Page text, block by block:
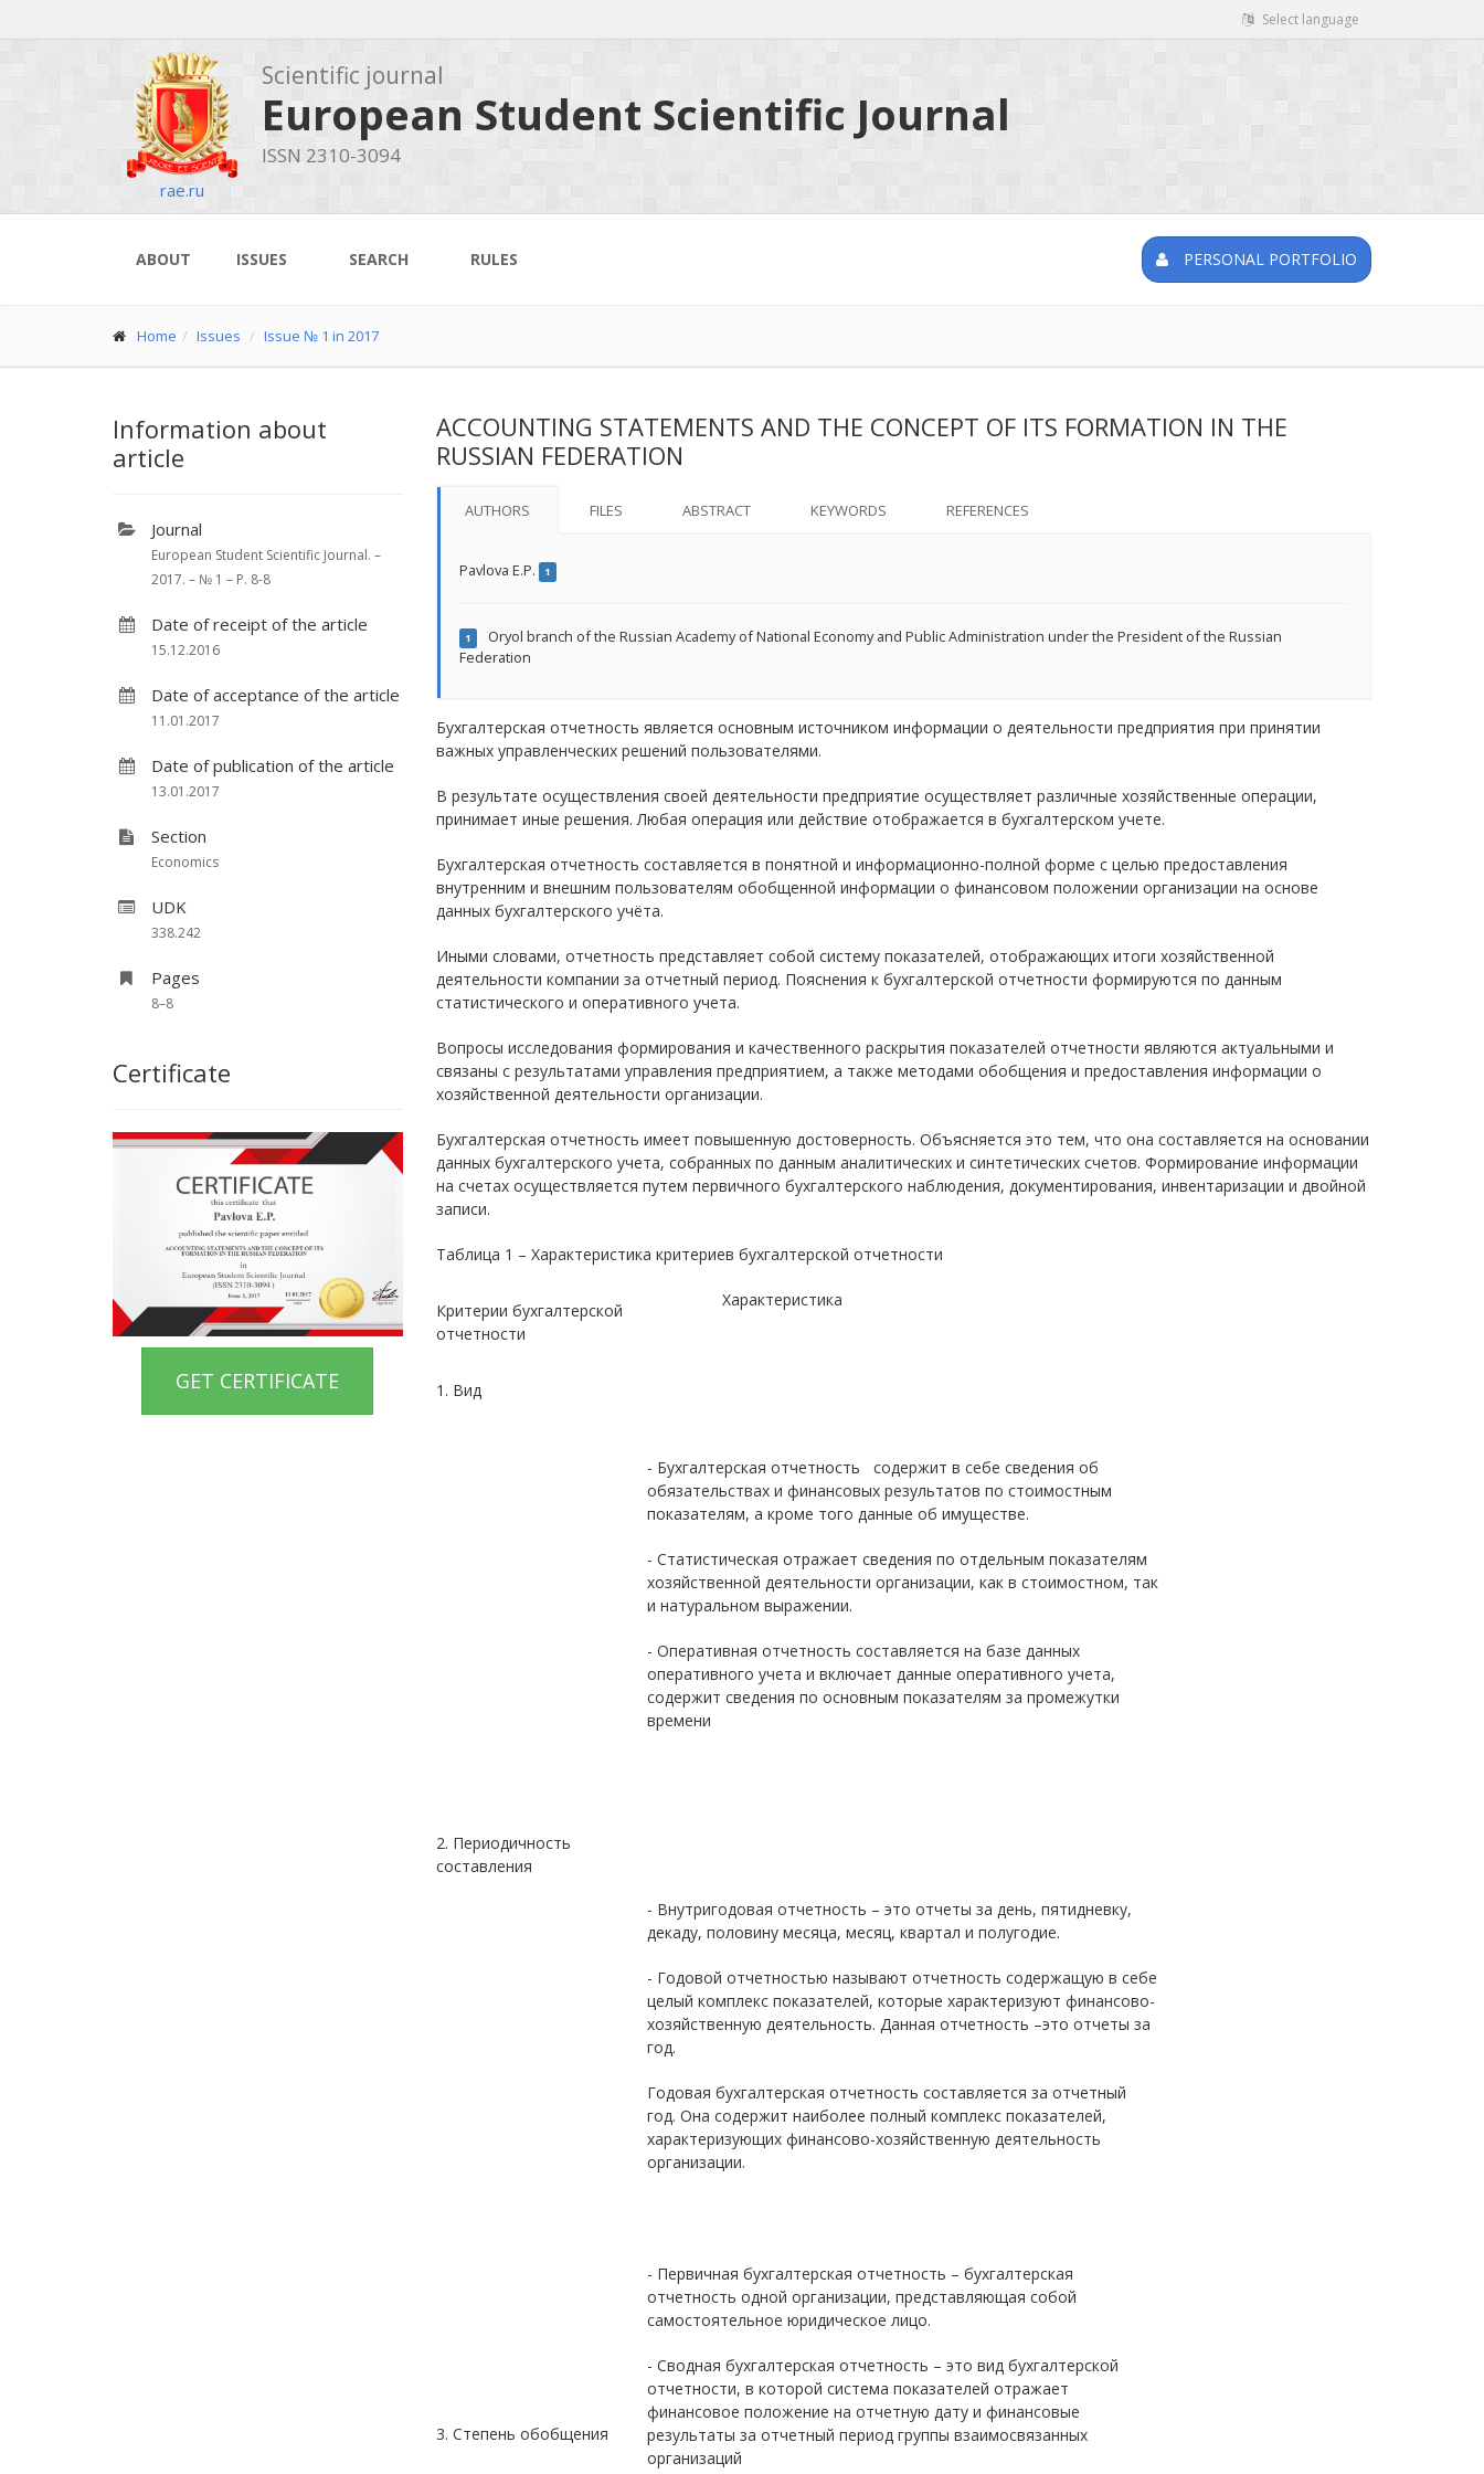
Select language
rae.ru
Scientific journal
European Student Scientific Journal
ISSN 2310-3094
ABOUT ISSUES SEARCH RULES PERSONAL PORTFOLIO
Home Issues Issue № 1 in 2017
Information about
article
Journal
European Student Scientific Journal. –
2017. – № 1 – P. 8-8
Date of receipt of the article
15.12.2016
Date of acceptance of the article
11.01.2017
Date of publication of the article
13.01.2017
Section
Economics
UDK
338.242
Pages
8–8
Certificate
GET CERTIFICATE
ACCOUNTING STATEMENTS AND THE CONCEPT OF ITS FORMATION IN THE
RUSSIAN FEDERATION
AUTHORS FILES ABSTRACT KEYWORDS REFERENCES
Pavlova E.P. 1
1
Oryol branch of the Russian Academy of National Economy and Public Administration under the President of the Russian
Federation
Бухгалтерская отчетность является основным источником информации о деятельности предприятия при принятии
важных управленческих решений пользователями.
В результате осуществления своей деятельности предприятие осуществляет различные хозяйственные операции,
принимает иные решения. Любая операция или действие отображается в бухгалтерском учете.
Бухгалтерская отчетность составляется в понятной и информационно-полной форме с целью предоставления
внутренним и внешним пользователям обобщенной информации о финансовом положении организации на основе
данных бухгалтерского учёта.
Иными словами, отчетность представляет собой систему показателей, отображающих итоги хозяйственной
деятельности компании за отчетный период. Пояснения к бухгалтерской отчетности формируются по данным
статистического и оперативного учета.
Вопросы исследования формирования и качественного раскрытия показателей отчетности являются актуальными и
связаны с результатами управления предприятием, а также методами обобщения и предоставления информации о
хозяйственной деятельности организации.
Бухгалтерская отчетность имеет повышенную достоверность. Объясняется это тем, что она составляется на основании
данных бухгалтерского учета, собранных по данным аналитических и синтетических счетов. Формирование информации
на счетах осуществляется путем первичного бухгалтерского наблюдения, документирования, инвентаризации и двойной
записи.
Таблица 1 – Характеристика критериев бухгалтерской отчетности
Критерии бухгалтерской
отчетности
Характеристика
1. Вид
- Бухгалтерская отчетность содержит в себе сведения об
обязательствах и финансовых результатов по стоимостным
показателям, а кроме того данные об имуществе.
- Статистическая отражает сведения по отдельным показателям
хозяйственной деятельности организации, как в стоимостном, так
и натуральном выражении.
- Оперативная отчетность составляется на базе данных
оперативного учета и включает данные оперативного учета,
содержит сведения по основным показателям за промежутки
времени
2. Периодичность
составления
- Внутригодовая отчетность – это отчеты за день, пятидневку,
декаду, половину месяца, месяц, квартал и полугодие.
- Годовой отчетностью называют отчетность содержащую в себе
целый комплекс показателей, которые характеризуют финансово-
хозяйственную деятельность. Данная отчетность –это отчеты за
год.
Годовая бухгалтерская отчетность составляется за отчетный
год. Она содержит наиболее полный комплекс показателей,
характеризующих финансово-хозяйственную деятельность
организации.
3. Степень обобщения
- Первичная бухгалтерская отчетность – бухгалтерская
отчетность одной организации, представляющая собой
самостоятельное юридическое лицо.
- Сводная бухгалтерская отчетность – это вид бухгалтерской
отчетности, в которой система показателей отражает
финансовое положение на отчетную дату и финансовые
результаты за отчетный период группы взаимосвязанных
организаций